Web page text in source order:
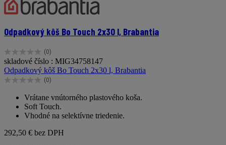
Odpadkový kôš Bo Touch 2x30 l, Brabantia
(0)
0.0
z
5
hviezdičiek.
skladové číslo : MIG34758147
Odpadkový kôš Bo Touch 2x30 l, Brabantia
(0)
0.0
hviezdičiek.
Vrátane vnútorného plastového koša.
Soft Touch.
Vhodné na selektívne triedenie.
292,50 € bez DPH